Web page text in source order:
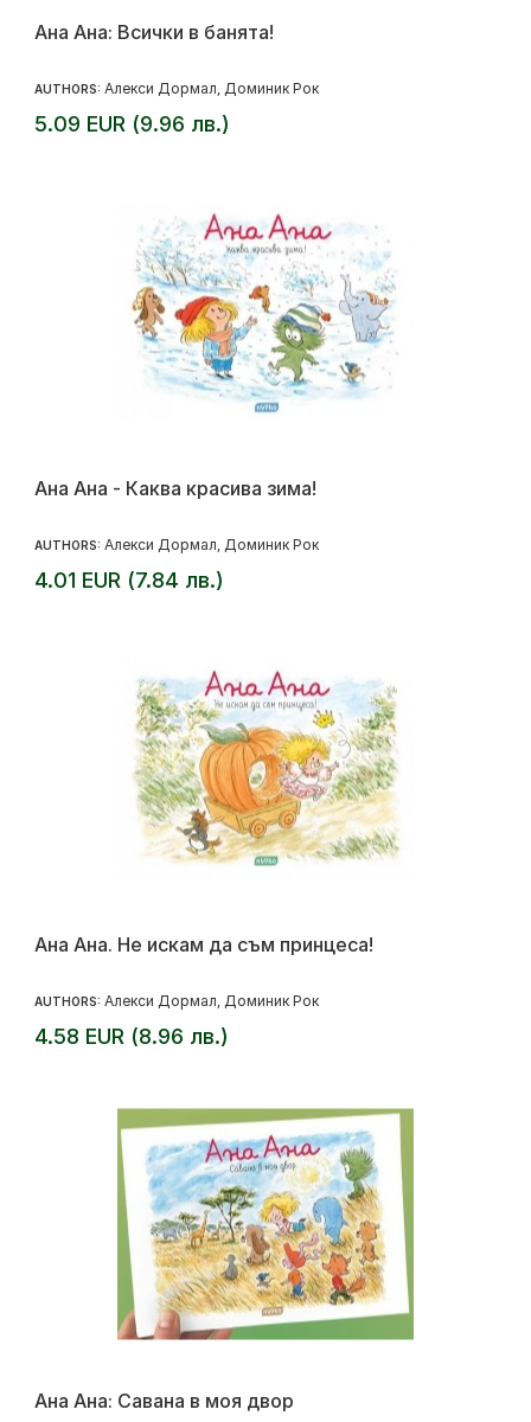
Ана Ана: Всички в банята!
AUTHORS: Алекси Дормал Доминик Рок
5.09 EUR (9.96 лв.)
Ана Ана - Каква красива зима!
AUTHORS: Алекси Дормал Доминик Рок
4.01 EUR (7.84 лв.)
Ана Ана. Не искам да съм принцеса!
AUTHORS: Алекси Дормал Доминик Рок
4.58 EUR (8.96 лв.)
Ана Ана: Савана в моя двор